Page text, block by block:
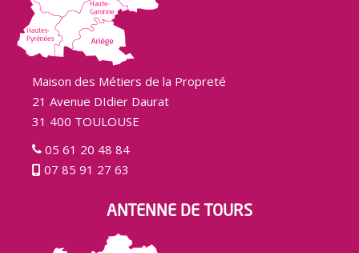
Maison des Métiers de la Propreté
21 Avenue DIdier Daurat
31 400 TOULOUSE
05 61 20 48 84
07 85 91 27 63
ANTENNE DE TOURS